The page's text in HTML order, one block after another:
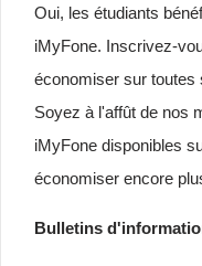
Oui, les étudiants
iMyFone. Inscrivez-
économiser sur toutes
Soyez à l'affût de nos
iMyFone disponibles
économiser encore
Bulletins